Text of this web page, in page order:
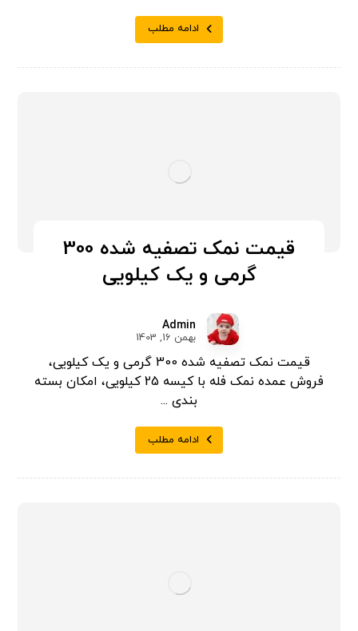
ادامه مطلب
قیمت نمک تصفیه شده 300
گرمی و یک کیلویی
Admin
بهمن 16, 1403
قیمت نمک تصفیه شده 300 گرمی و یک کیلویی،
فروش عمده نمک فله با کیسه 25 کیلویی، امکان بسته
بندی ...
ادامه مطلب